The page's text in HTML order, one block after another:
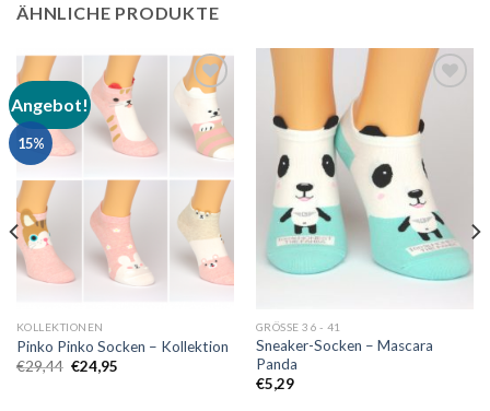
ÄHNLICHE PRODUKTE
Angebot!
15%
Auf
die
Wunschliste
KOLLEKTIONEN
Pinko Pinko Socken – Kollektion
€29,44 Ursprünglicher
Preis
€24,95Aktueller
Wunschliste
GRÖSSE 36 - 41
Sneaker-Socken – Mascara
Panda
€5,29